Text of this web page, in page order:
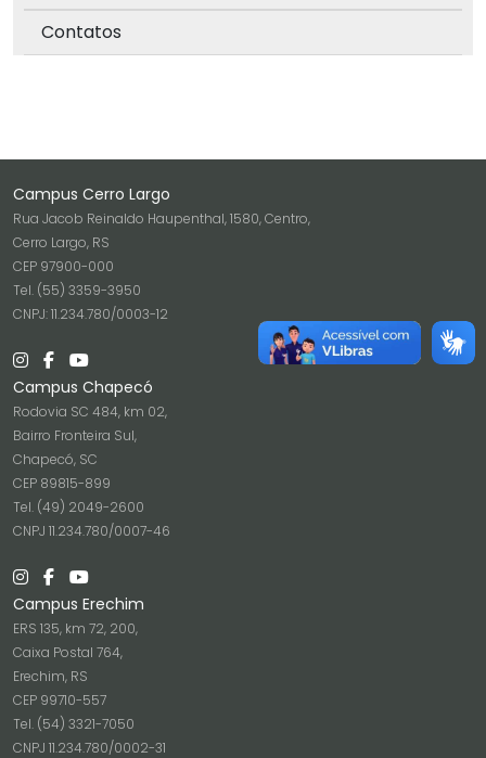
Contatos
Campus Cerro Largo
Rua Jacob Reinaldo Haupenthal, 1580, Centro,
Cerro Largo, RS
CEP 97900-000
Tel. (55) 3359-3950
CNPJ: 11.234.780/0003-12
Campus Chapecó
Rodovia SC 484, km 02,
Bairro Fronteira Sul,
Chapecó, SC
CEP 89815-899
Tel. (49) 2049-2600
CNPJ 11.234.780/0007-46
Campus Erechim
ERS 135, km 72, 200,
Caixa Postal 764,
Erechim, RS
CEP 99710-557
Tel. (54) 3321-7050
CNPJ 11.234.780/0002-31